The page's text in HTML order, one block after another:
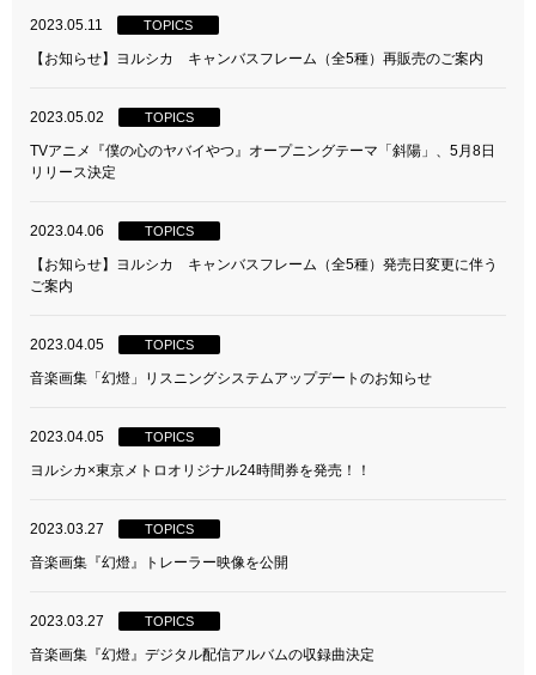
2023.05.11 TOPICS
【お知らせ】ヨルシカ キャンバスフレーム（全5種）再販売のご案内
2023.05.02 TOPICS
TVアニメ『僕の心のヤバイやつ』オープニングテーマ「斜陽」、5月8日
リリース決定
2023.04.06 TOPICS
【お知らせ】ヨルシカ キャンバスフレーム（全5種）発売日変更に伴う
ご案内
2023.04.05 TOPICS
音楽画集「幻燈」リスニングシステムアップデートのお知らせ
2023.04.05 TOPICS
ヨルシカ×東京メトロオリジナル24時間券を発売！！
2023.03.27 TOPICS
音楽画集『幻燈』トレーラー映像を公開
2023.03.27 TOPICS
音楽画集『幻燈』デジタル配信アルバムの収録曲決定